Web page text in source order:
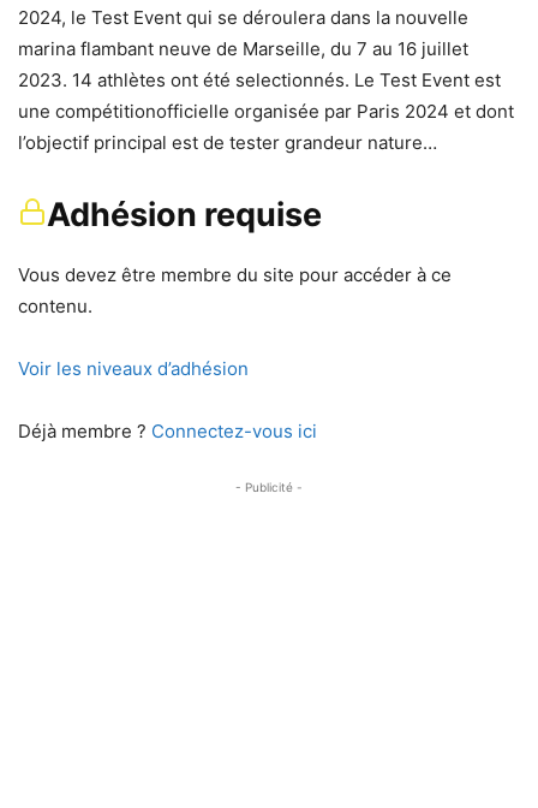
2024, le Test Event qui se déroulera dans la nouvelle
marina flambant neuve de Marseille, du 7 au 16 juillet
2023. 14 athlètes ont été selectionnés. Le Test Event est
une compétitionofficielle organisée par Paris 2024 et dont
l’objectif principal est de tester grandeur nature…
Adhésion requise
Vous devez être membre du site pour accéder à ce
contenu.
Voir les niveaux d’adhésion
Déjà membre ? Connectez-vous ici
- Publicité -